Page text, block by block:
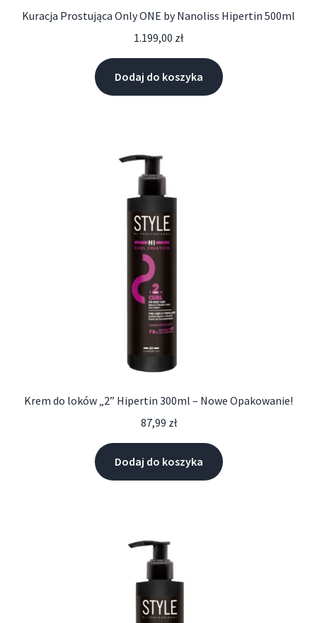
Kuracja Prostująca Only ONE by Nanoliss Hipertin 500ml
1.199,00 zł
Dodaj do koszyka
Krem do loków „2” Hipertin 300ml – Nowe Opakowanie!
87,99 zł
Dodaj do koszyka